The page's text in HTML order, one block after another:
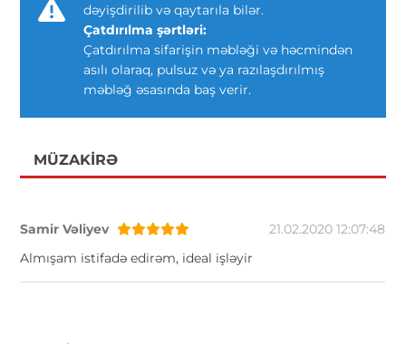
dəyişdirilib və qaytarıla bilər.
Çatdırılma şərtləri:
Çatdırılma sifarişin məbləği və həcmindən
asılı olaraq, pulsuz və ya razılaşdırılmış
məbləğ əsasında baş verir.
MÜZAKIRƏ
Samir Vəliyev
21.02.2020 12:07:48
Almışam istifadə edirəm, ideal işləyir